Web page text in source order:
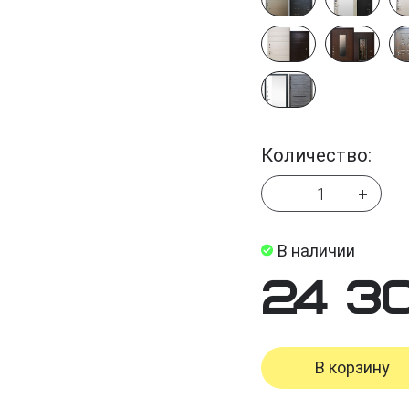
Количество:
− +
В наличии
24
В корзину